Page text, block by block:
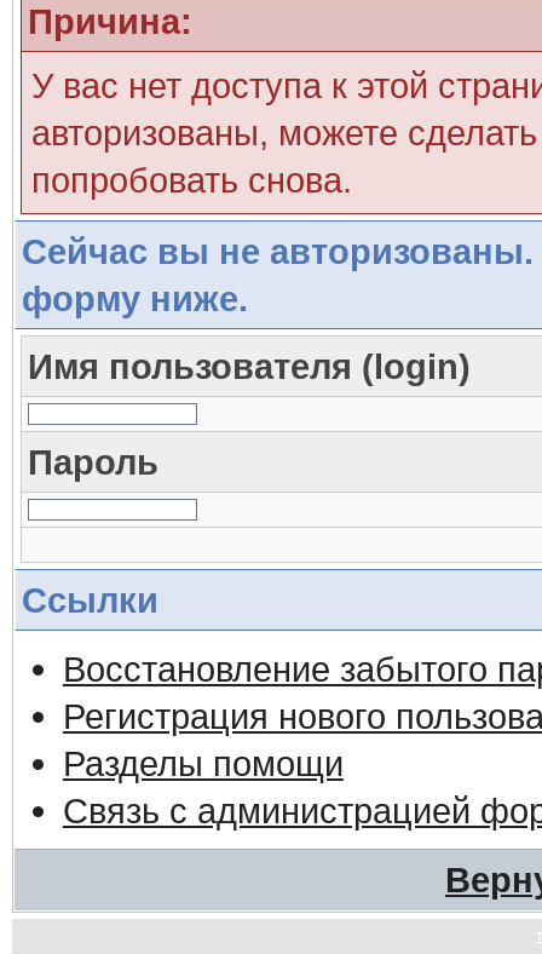
Причина:
У вас нет доступа к этой
авторизованы, можете
попробовать снова.
Сейчас вы не авторизованы.
форму ниже.
Имя пользователя (login)
Пароль
Ссылки
Восстановление забытого
Регистрация нового
Разделы помощи
Связь с администрацией